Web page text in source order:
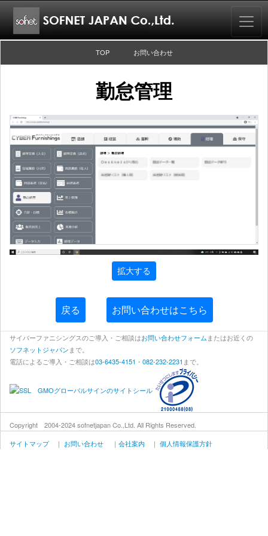
TOP お問い合わせ
勤怠管理
拡大する
戻る お問い合わせはこちら
サイバーファニシングスのご導入・ご相談はお問い合わせフォームまたはお近くの
ソフネットジャパンまで。
電話によるご導入・ご相談は03-6435-4151 ・ 082-232-2231 まで。
Copyright 2004-2024 sofnetjapan Co.,Ltd. All Rights Reserved.
サイトマップ｜ お問い合わせ ｜ 会社案内 ｜ 個人情報保護方針